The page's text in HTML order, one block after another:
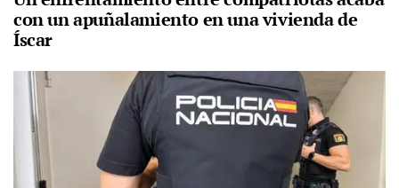
con un apuñalamiento en una vivienda de
Íscar